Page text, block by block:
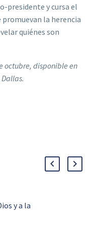
presidente y cursa el
promuevan la herencia
quiénes son
octubre, disponible en
y a la